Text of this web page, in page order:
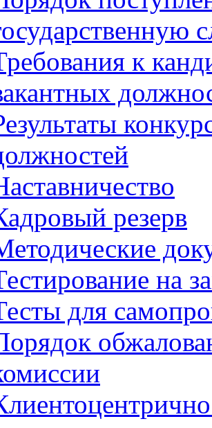
к
резерв
на
для